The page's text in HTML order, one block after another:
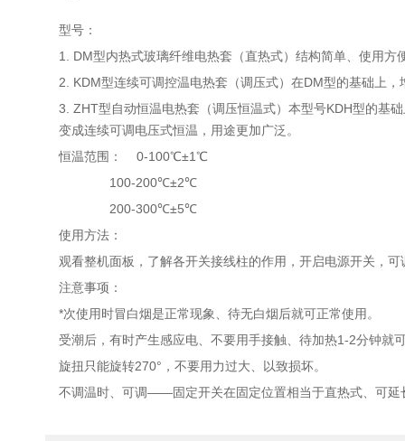
型号：
1. DM型内热式玻璃纤维电热套（直热式）结构简单、使用方
2. KDM型连续可调控温电热套（调压式）在DM型的基础上
3. ZHT型自动恒温电热套（调压恒温式）本型号KDH型的基
变成连续可调电压式恒温，用途更加广泛。
恒温范围： 0-100℃±1℃
100-200℃±2℃
200-300℃±5℃
使用方法：
观看整机面板，了解各开关接线柱的作用，开启电源开关，
注意事项：
*次使用时冒白烟是正常现象、待无白烟后就可正常使用。
受潮后，有时产生感应电、不要用手接触、待加热1-2分钟就
旋扭只能旋转270°，不要用力过大、以致损坏。
不调温时、可调——固定开关在固定位置相当于直热式、可延